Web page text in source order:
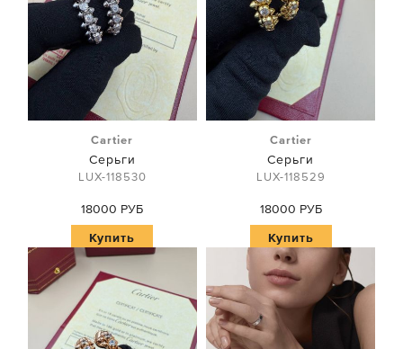
Cartier
Серьги
LUX-118530
18000 РУБ
Купить
Cartier
Серьги
LUX-118529
18000 РУБ
Купить